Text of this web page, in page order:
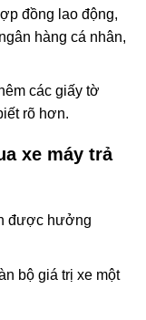
đồng lao động,
hàng cá nhân,
các giấy tờ
rõ hơn.
xe máy trả
được hưởng
bộ giá trị xe một